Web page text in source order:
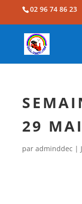
02 96 74 86 23
29
par adminddec |